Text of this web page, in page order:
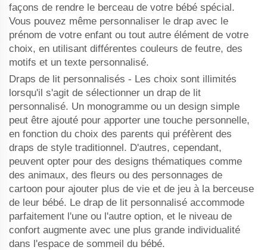
façons de rendre le berceau de votre bébé spécial.
Vous pouvez même personnaliser le drap avec le
prénom de votre enfant ou tout autre élément de votre
choix, en utilisant différentes couleurs de feutre, des
motifs et un texte personnalisé.
Draps de lit personnalisés - Les choix sont illimités
lorsqu'il s'agit de sélectionner un drap de lit
personnalisé. Un monogramme ou un design simple
peut être ajouté pour apporter une touche personnelle,
en fonction du choix des parents qui préfèrent des
draps de style traditionnel. D'autres, cependant,
peuvent opter pour des designs thématiques comme
des animaux, des fleurs ou des personnages de
cartoon pour ajouter plus de vie et de jeu à la berceuse
de leur bébé. Le drap de lit personnalisé accommode
parfaitement l'une ou l'autre option, et le niveau de
confort augmente avec une plus grande individualité
dans l'espace de sommeil du bébé.